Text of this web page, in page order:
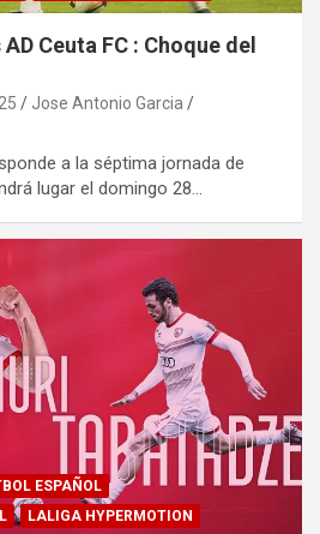
Ceuta FC : Choque del
Jose Antonio Garcia
a la séptima jornada de
lugar el domingo 28…
ESPAÑOL
LALIGA HYPERMOTION